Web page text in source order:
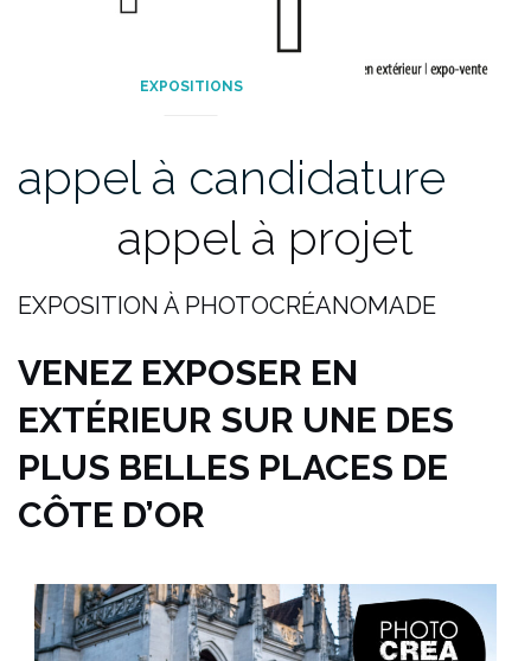
EXPOSITIONS
appel à candidature
appel à projet
EXPOSITION À PHOTOCRÉANOMADE
VENEZ EXPOSER EN
EXTÉRIEUR SUR UNE DES
PLUS BELLES PLACES DE
CÔTE D’OR